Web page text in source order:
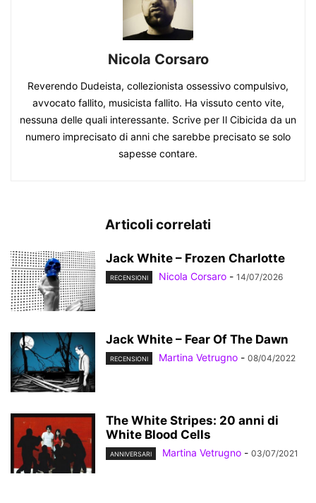
Nicola Corsaro
Reverendo Dudeista, collezionista ossessivo compulsivo,
avvocato fallito, musicista fallito. Ha vissuto cento vite,
nessuna delle quali interessante. Scrive per Il Cibicida da un
numero imprecisato di anni che sarebbe precisato se solo
sapesse contare.
Articoli correlati
Jack White – Frozen Charlotte
RECENSIONI Nicola Corsaro - 14/07/2026
Jack White – Fear Of The Dawn
RECENSIONI Martina Vetrugno - 08/04/2022
The White Stripes: 20 anni di
White Blood Cells
ANNIVERSARI Martina Vetrugno - 03/07/2021